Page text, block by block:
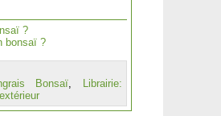
?
bonsaï ?
Bonsaï,
Librairie: